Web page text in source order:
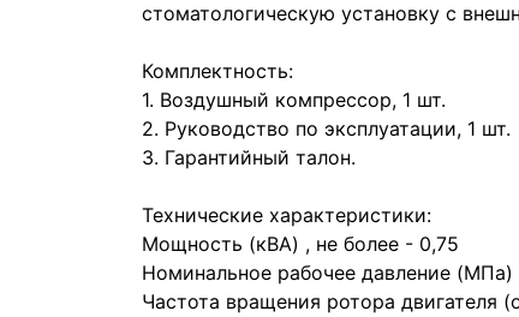
стоматологическую установку с
Комплектность:
1. Воздушный компрессор, 1 шт.
2. Руководство по эксплуатации, 1 шт.
3. Гарантийный талон.
Технические характеристики:
Мощность (кВА) , не более - 0,75
Номинальное рабочее давление (МПа)
Частота вращения ротора двигателя